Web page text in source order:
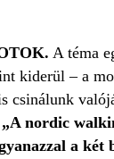
A téma
kiderül – a
csinálunk
„A nordic
a